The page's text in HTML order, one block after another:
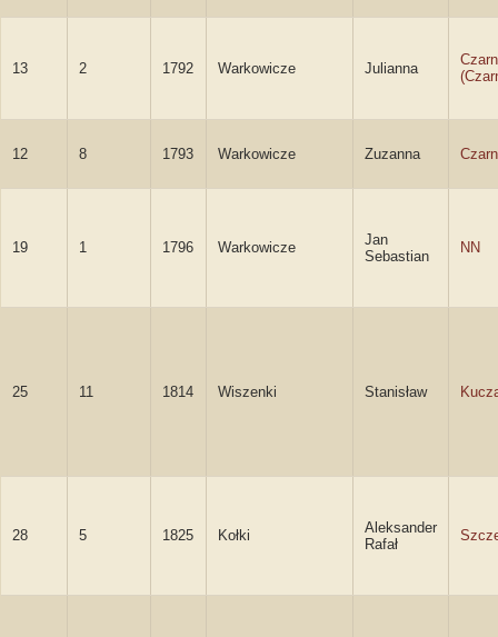
13 2 1792 Warkowicze Julianna
12 8 1793 Warkowicze Zuzanna
19 1 1796 Warkowicze
Jan
Sebastian
NN
25 11 1814 Wiszenki Stanisław
28 5 1825 Kołki
Aleksander
Rafał